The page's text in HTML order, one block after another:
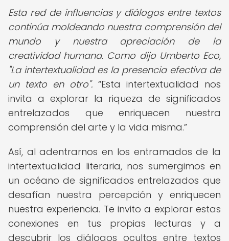
Esta red de influencias y diálogos entre textos
continúa moldeando nuestra comprensión del
mundo y nuestra apreciación de la
creatividad humana. Como dijo Umberto Eco,
"La intertextualidad es la presencia efectiva de
un texto en otro".
Esta intertextualidad nos
invita a explorar la riqueza de significados
entrelazados que enriquecen nuestra
comprensión del arte y la vida misma.
Así, al adentrarnos en los entramados de la
intertextualidad literaria, nos sumergimos en
un océano de significados entrelazados que
desafían nuestra percepción y enriquecen
nuestra experiencia. Te invito a explorar estas
conexiones en tus propias lecturas y a
descubrir los diálogos ocultos entre textos